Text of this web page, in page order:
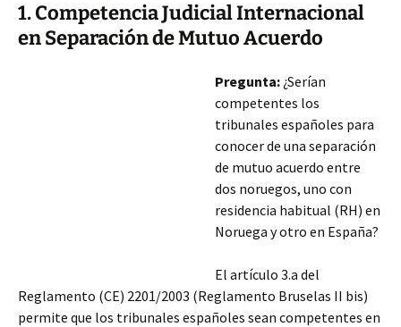
1. Competencia Judicial Internacional
en Separación de Mutuo Acuerdo
Pregunta: ¿Serían
competentes los
tribunales españoles para
conocer de una separación
de mutuo acuerdo entre
dos noruegos, uno con
residencia habitual (RH) en
Noruega y otro en España?
El artículo 3.a del
Reglamento (CE) 2201/2003 (Reglamento Bruselas II bis)
permite que los tribunales españoles sean competentes en